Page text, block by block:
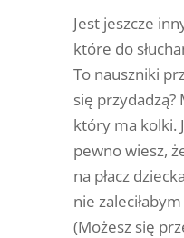
Jest jeszcze
które do
To nauszniki
się przydadzą?
który ma kolki.
pewno wiesz,
na płacz
nie
(Możesz się